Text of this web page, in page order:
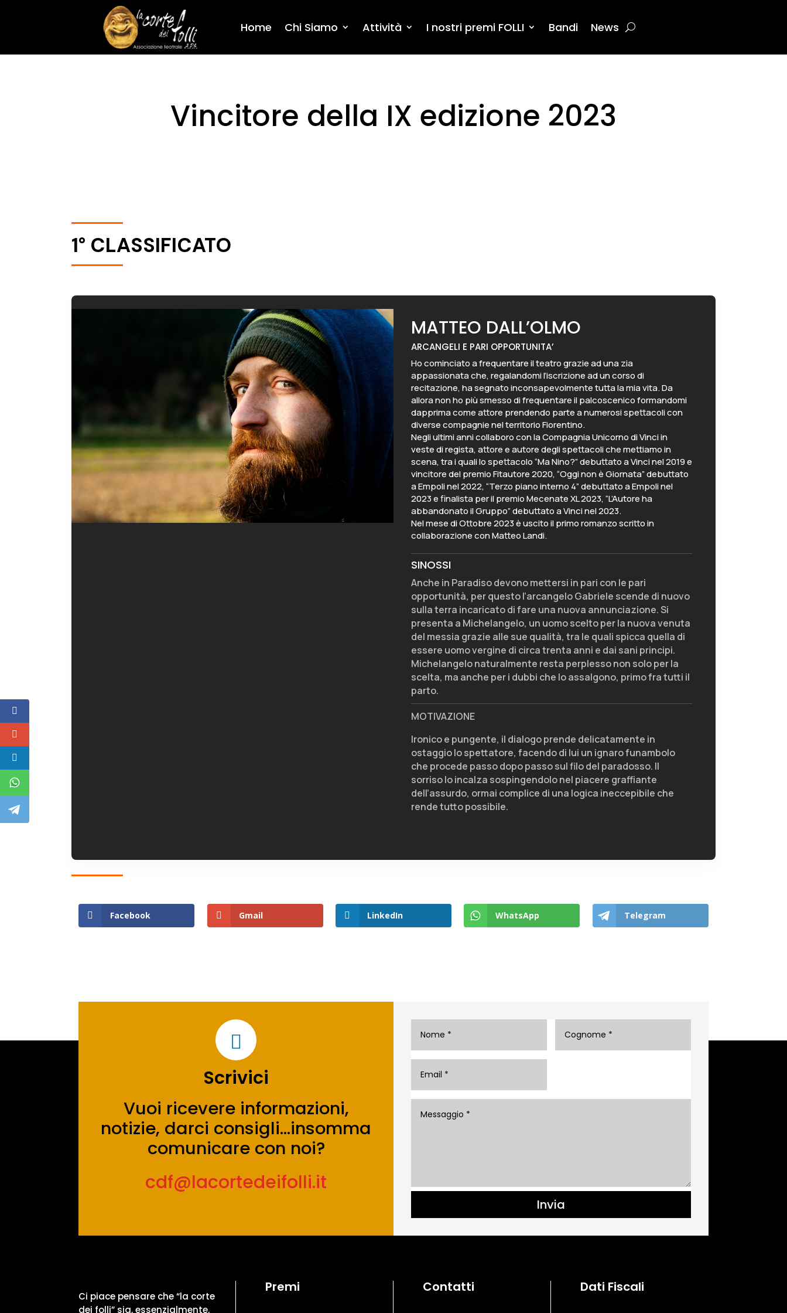
Home Chi Siamo Attività I nostri premi FOLLI Bandi News
Vincitore della IX edizione 2023
1° CLASSIFICATO
MATTEO DALL’OLMO
ARCANGELI E PARI OPPORTUNITA’
Ho cominciato a frequentare il teatro grazie ad una zia
appassionata che, regalandomi l’iscrizione ad un corso di
recitazione, ha segnato inconsapevolmente tutta la mia vita. Da
allora non ho più smesso di frequentare il palcoscenico formandomi
dapprima come attore prendendo parte a numerosi spettacoli con
diverse compagnie nel territorio Fiorentino.
Negli ultimi anni collaboro con la Compagnia Unicorno di Vinci in
veste di regista, attore e autore degli spettacoli che mettiamo in
scena, tra i quali lo spettacolo “Ma Nino?” debuttato a Vinci nel 2019 e
vincitore del premio Fitautore 2020, “Oggi non è Giornata” debuttato
a Empoli nel 2022, “Terzo piano interno 4” debuttato a Empoli nel
2023 e finalista per il premio Mecenate XL 2023, “L’Autore ha
abbandonato il Gruppo” debuttato a Vinci nel 2023.
Nel mese di Ottobre 2023 è uscito il primo romanzo scritto in
collaborazione con Matteo Landi.
SINOSSI
Anche in Paradiso devono mettersi in pari con le pari
opportunità, per questo l’arcangelo Gabriele scende di nuovo
sulla terra incaricato di fare una nuova annunciazione. Si
presenta a Michelangelo, un uomo scelto per la nuova venuta
del messia grazie alle sue qualità, tra le quali spicca quella di
essere uomo vergine di circa trenta anni e dai sani principi.
Michelangelo naturalmente resta perplesso non solo per la
scelta, ma anche per i dubbi che lo assalgono, primo fra tutti il
parto.
MOTIVAZIONE
Ironico e pungente, il dialogo prende delicatamente in
ostaggio lo spettatore, facendo di lui un ignaro funambolo
che procede passo dopo passo sul filo del paradosso. Il
sorriso lo incalza sospingendolo nel piacere graffiante
dell’assurdo, ormai complice di una logica ineccepibile che
rende tutto possibile.
Facebook Gmail LinkedIn WhatsApp Telegram

Scrivici
Vuoi ricevere informazioni,
notizie, darci consigli…insomma
comunicare con noi?
cdf@lacortedeifolli.it
Invia
Ci piace pensare che “la corte
dei folli” sia, essenzialmente,
Premi Contatti Dati Fiscali